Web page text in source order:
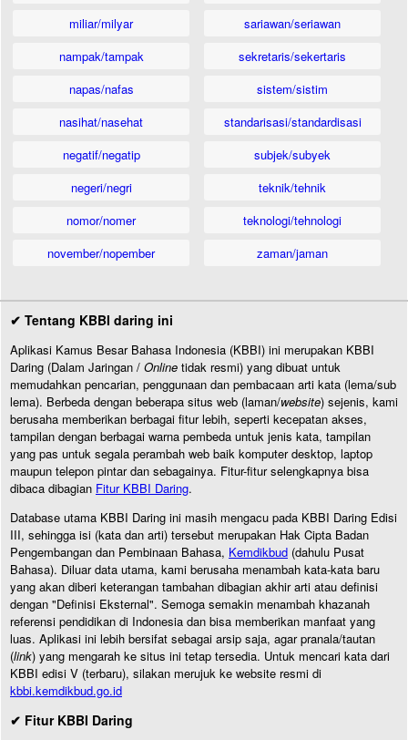
miliar/milyar
nampak/tampak
napas/nafas
nasihat/nasehat
negatif/negatip
negeri/negri
nomor/nomer
november/nopember
sariawan/seriawan
sekretaris/sekertaris
sistem/sistim
standarisasi/standardisasi
subjek/subyek
teknik/tehnik
teknologi/tehnologi
zaman/jaman
✔ Tentang KBBI daring ini
Aplikasi Kamus Besar Bahasa Indonesia (KBBI) ini merupakan KBBI
Daring (Dalam Jaringan / Online tidak resmi) yang dibuat untuk
memudahkan pencarian, penggunaan dan pembacaan arti kata (lema/sub
lema). Berbeda dengan beberapa situs web (laman/website) sejenis, kami
berusaha memberikan berbagai fitur lebih, seperti kecepatan akses,
tampilan dengan berbagai warna pembeda untuk jenis kata, tampilan
yang pas untuk segala perambah web baik komputer desktop, laptop
maupun telepon pintar dan sebagainya. Fitur-fitur selengkapnya bisa
dibaca dibagian Fitur KBBI Daring.
Database utama KBBI Daring ini masih mengacu pada KBBI Daring Edisi
III, sehingga isi (kata dan arti) tersebut merupakan Hak Cipta Badan
Pengembangan dan Pembinaan Bahasa, Kemdikbud (dahulu Pusat
Bahasa). Diluar data utama, kami berusaha menambah kata-kata baru
yang akan diberi keterangan tambahan dibagian akhir arti atau definisi
dengan "Definisi Eksternal". Semoga semakin menambah khazanah
referensi pendidikan di Indonesia dan bisa memberikan manfaat yang
luas. Aplikasi ini lebih bersifat sebagai arsip saja, agar pranala/tautan
(link) yang mengarah ke situs ini tetap tersedia. Untuk mencari kata dari
KBBI edisi V (terbaru), silakan merujuk ke website resmi di
kbbi.kemdikbud.go.id
✔ Fitur KBBI Daring